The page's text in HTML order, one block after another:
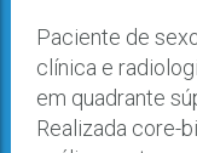
Paciente de
clínica e
em quadrante
Realizada core-